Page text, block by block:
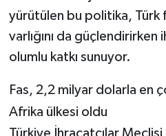
yürütülen bu politika, Türk
varlığını da güçlendirirken
olumlu katkı sunuyor.
Fas, 2,2 milyar dolarla en
Afrika ülkesi oldu
Türkiye İhracatçılar